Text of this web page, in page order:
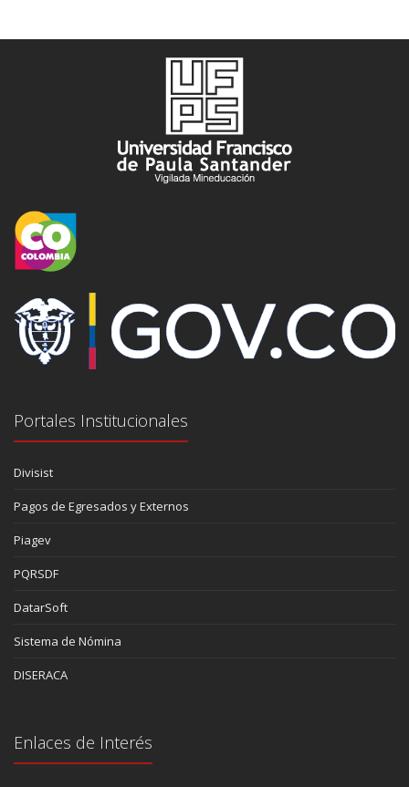
Portales Institucionales
Divisist
Pagos de Egresados y Externos
Piagev
PQRSDF
DatarSoft
Sistema de Nómina
DISERACA
Enlaces de Interés